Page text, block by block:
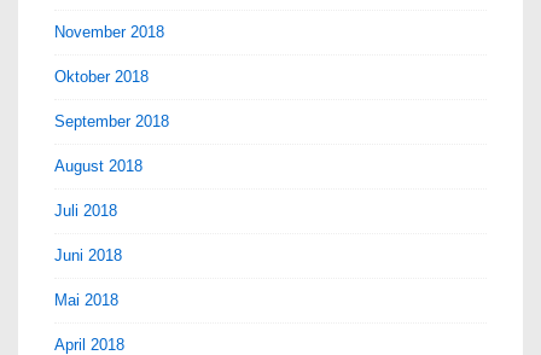
November 2018
Oktober 2018
September 2018
August 2018
Juli 2018
Juni 2018
Mai 2018
April 2018